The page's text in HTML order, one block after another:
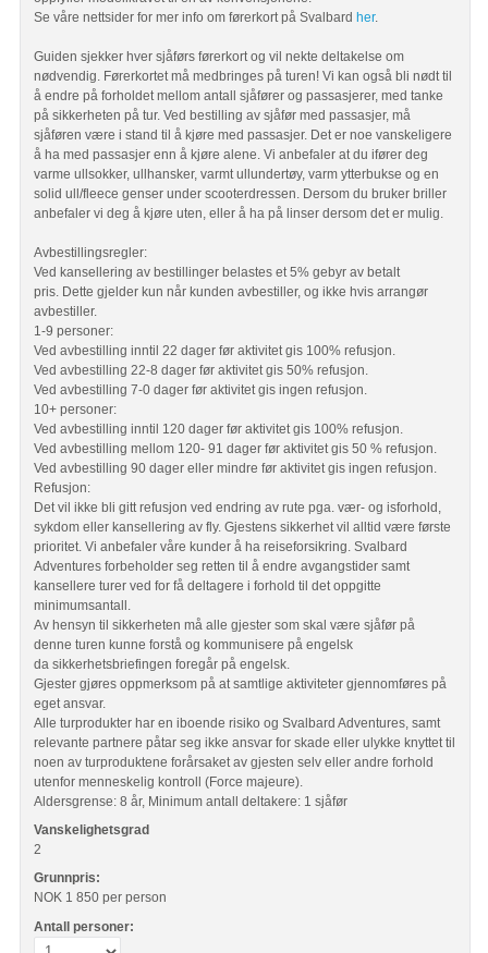
Se våre nettsider for mer info om førerkort på Svalbard her.
Guiden sjekker hver sjåførs førerkort og vil nekte deltakelse om
nødvendig. Førerkortet må medbringes på turen! Vi kan også bli nødt til
å endre på forholdet mellom antall sjåfører og passasjerer, med tanke
på sikkerheten på tur. Ved bestilling av sjåfør med passasjer, må
sjåføren være i stand til å kjøre med passasjer. Det er noe vanskeligere
å ha med passasjer enn å kjøre alene. Vi anbefaler at du ifører deg
varme ullsokker, ullhansker, varmt ullundertøy, varm ytterbukse og en
solid ull/fleece genser under scooterdressen. Dersom du bruker briller
anbefaler vi deg å kjøre uten, eller å ha på linser dersom det er mulig.
Avbestillingsregler:
Ved kansellering av bestillinger belastes et 5% gebyr av betalt
pris. Dette gjelder kun når kunden avbestiller, og ikke hvis arrangør
avbestiller.
1-9 personer:
Ved avbestilling inntil 22 dager før aktivitet gis 100% refusjon.
Ved avbestilling 22-8 dager før aktivitet gis 50% refusjon.
Ved avbestilling 7-0 dager før aktivitet gis ingen refusjon.
10+ personer:
Ved avbestilling inntil 120 dager før aktivitet gis 100% refusjon.
Ved avbestilling mellom 120- 91 dager før aktivitet gis 50 % refusjon.
Ved avbestilling 90 dager eller mindre før aktivitet gis ingen refusjon.
Refusjon:
Det vil ikke bli gitt refusjon ved endring av rute pga. vær- og isforhold,
sykdom eller kansellering av fly. Gjestens sikkerhet vil alltid være første
prioritet. Vi anbefaler våre kunder å ha reiseforsikring. Svalbard
Adventures forbeholder seg retten til å endre avgangstider samt
kansellere turer ved for få deltagere i forhold til det oppgitte
minimumsantall.
Av hensyn til sikkerheten må alle gjester som skal være sjåfør på
denne turen kunne forstå og kommunisere på engelsk
da sikkerhetsbriefingen foregår på engelsk.
Gjester gjøres oppmerksom på at samtlige aktiviteter gjennomføres på
eget ansvar.
Alle turprodukter har en iboende risiko og Svalbard Adventures, samt
relevante partnere påtar seg ikke ansvar for skade eller ulykke knyttet til
noen av turproduktene forårsaket av gjesten selv eller andre forhold
utenfor menneskelig kontroll (Force majeure).
Aldersgrense: 8 år, Minimum antall deltakere: 1 sjåfør
Vanskelighetsgrad
2
Grunnpris:
NOK 1 850 per person
Antall personer: